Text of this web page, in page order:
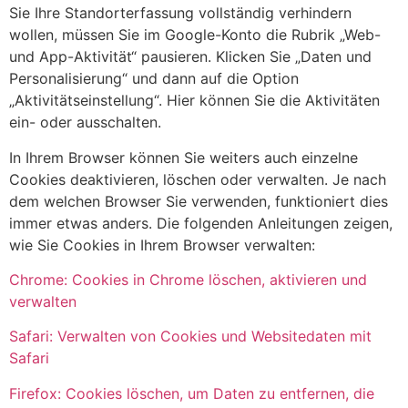
Sie Ihre Standorterfassung vollständig verhindern
wollen, müssen Sie im Google-Konto die Rubrik „Web-
und App-Aktivität“ pausieren. Klicken Sie „Daten und
Personalisierung“ und dann auf die Option
„Aktivitätseinstellung“. Hier können Sie die Aktivitäten
ein- oder ausschalten.
In Ihrem Browser können Sie weiters auch einzelne
Cookies deaktivieren, löschen oder verwalten. Je nach
dem welchen Browser Sie verwenden, funktioniert dies
immer etwas anders. Die folgenden Anleitungen zeigen,
wie Sie Cookies in Ihrem Browser verwalten:
Chrome: Cookies in Chrome löschen, aktivieren und
verwalten
Safari: Verwalten von Cookies und Websitedaten mit
Safari
Firefox: Cookies löschen, um Daten zu entfernen, die